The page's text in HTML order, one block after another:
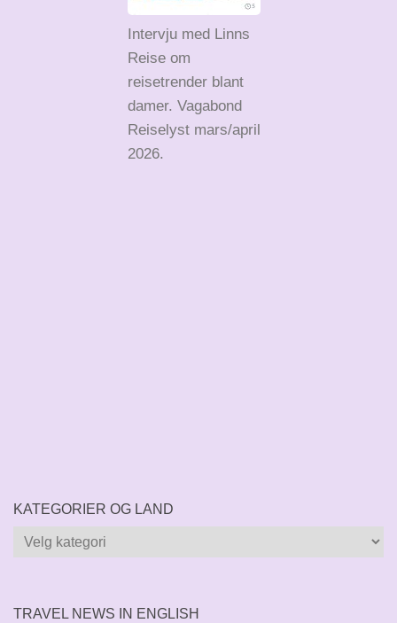
Intervju med Linns
Reise om
reisetrender blant
damer. Vagabond
Reiselyst mars/april
2026.
KATEGORIER OG LAND
Kategorier
TRAVEL NEWS IN ENGLISH